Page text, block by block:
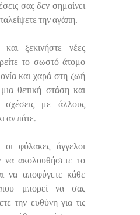
σας δεν σημαίνει
την αγάπη.
ξεκινήστε νέες
το σωστό άτομο
και χαρά στη ζωή
θετική στάση και
σχέσεις με άλλους
αν πάτε.
οι φύλακες άγγελοι
να ακολουθήσετε το
να αποφύγετε κάθε
μπορεί να σας
την ευθύνη για τις